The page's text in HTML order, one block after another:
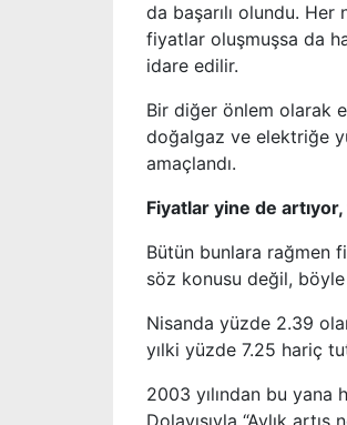
da başarılı olundu.
fiyatlar oluşmuşsa da
idare edilir.
Bir diğer önlem olarak
doğalgaz ve elektriğe
amaçlandı.
Fiyatlar yine de
Bütün bunlara rağmen
söz konusu değil,
Nisanda yüzde 2.39
yılki yüzde 7.25 hariç
2003 yılından bu yana